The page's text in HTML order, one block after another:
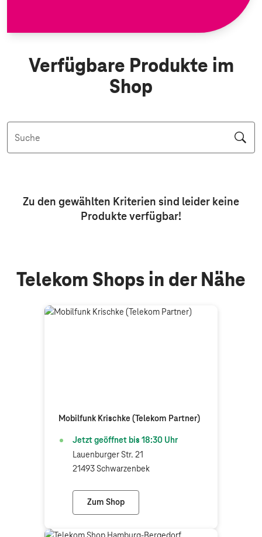
Verfügbare Produkte im
Shop
Suche
Zu den gewählten Kriterien sind leider keine
Produkteverfügbar!
Telekom Shops in der Nähe
Mobilfunk Krischke (Telekom Partner)
Jetzt geöffnet bis 18:30 Uhr
Lauenburger Str. 21
21493 Schwarzenbek
Zum Shop
Mobilfunk Krischke (Telekom Partner)